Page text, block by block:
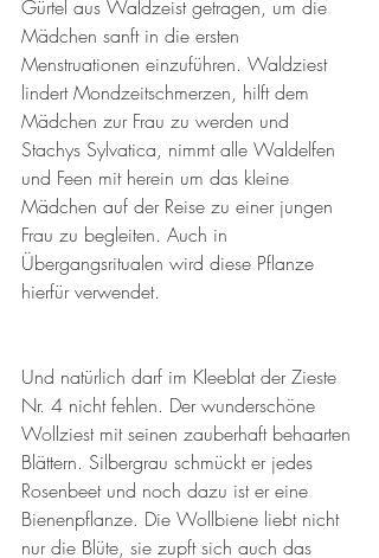
Gürtel aus Waldzeist getragen, um die
Mädchen sanft in die ersten
Menstruationen einzuführen. Waldziest
lindert Mondzeitschmerzen, hilft dem
Mädchen zur Frau zu werden und
Stachys Sylvatica, nimmt alle Waldelfen
und Feen mit herein um das kleine
Mädchen auf der Reise zu einer jungen
Frau zu begleiten. Auch in
Übergangsritualen wird diese Pflanze
hierfür verwendet.
Und natürlich darf im Kleeblat der Zieste
Nr. 4 nicht fehlen. Der wunderschöne
Wollziest mit seinen zauberhaft behaarten
Blättern. Silbergrau schmückt er jedes
Rosenbeet und noch dazu ist er eine
Bienenpflanze. Die Wollbiene liebt nicht
nur die Blüte, sie zupft sich auch das